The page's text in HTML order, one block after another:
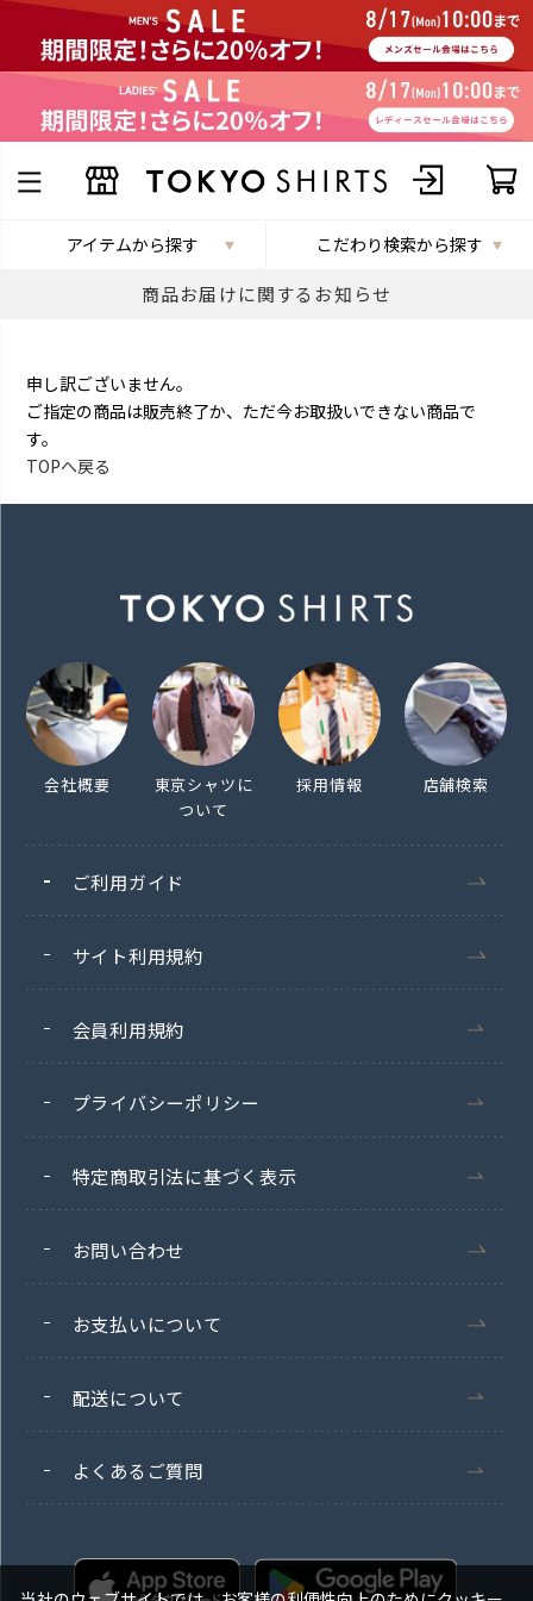
アイテムから探す こだわり検索から探す
商品お届けに関するお知らせ
申し訳ございません。
ご指定の商品は販売終了か、ただ今お取扱いできない商品で
す。
TOPへ戻る
会社概要
東京シャツに
ついて
採用情報 店舗検索
ご利用ガイド
サイト利用規約
会員利用規約
プライバシーポリシー
特定商取引法に基づく表示
お問い合わせ
お支払いについて
配送について
よくあるご質問